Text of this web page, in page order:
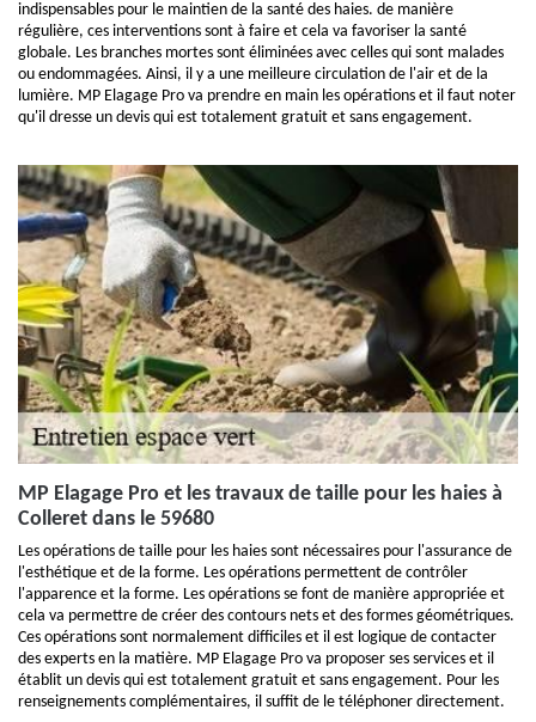
indispensables pour le maintien de la santé des haies. de manière
régulière, ces interventions sont à faire et cela va favoriser la santé
globale. Les branches mortes sont éliminées avec celles qui sont malades
ou endommagées. Ainsi, il y a une meilleure circulation de l'air et de la
lumière. MP Elagage Pro va prendre en main les opérations et il faut noter
qu'il dresse un devis qui est totalement gratuit et sans engagement.
MP Elagage Pro et les travaux de taille pour les haies à
Colleret dans le 59680
Les opérations de taille pour les haies sont nécessaires pour l'assurance de
l'esthétique et de la forme. Les opérations permettent de contrôler
l'apparence et la forme. Les opérations se font de manière appropriée et
cela va permettre de créer des contours nets et des formes géométriques.
Ces opérations sont normalement difficiles et il est logique de contacter
des experts en la matière. MP Elagage Pro va proposer ses services et il
établit un devis qui est totalement gratuit et sans engagement. Pour les
renseignements complémentaires, il suffit de le téléphoner directement.